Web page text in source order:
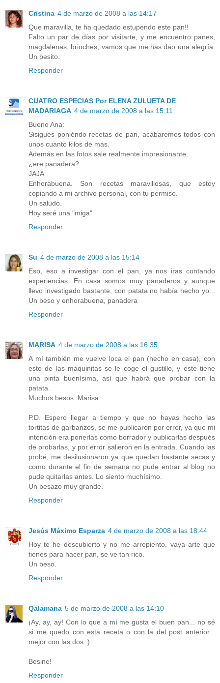
Cristina 4 de marzo de 2008 a las 14:17
Que maravilla, te ha quedado estupendo este pan!!
Falto un par de días por visitarte, y me encuentro panes,
magdalenas, brioches, vamos que me has dao una alegría.
Un besito.
Responder
CUATRO ESPECIAS Por ELENA ZULUETA DE
MADARIAGA 4 de marzo de 2008 a las 15:11
Bueno Ana:
Sisigues poniéndo recetas de pan, acabaremos todos con
unos cuanto kilos de más.
Además en las fotos sale realmente impresionante.
¿ere panadera?
JAJA
Enhorabuena. Son recetas maravillosas, que estoy
copiando a mi archivo personal, con tu permiso.
Un saludo.
Hoy seré una "miga"
Responder
Su 4 de marzo de 2008 a las 15:14
Eso, eso a investigar con el pan, ya nos iras contando
experiencias. En casa somos muy panaderos y aunque
llevo investigado bastante, con patata no había hecho yo...
Un beso y enhorabuena, panadera
Responder
MARISA 4 de marzo de 2008 a las 16:35
A mí también me vuelve loca el pan (hecho en casa), con
esto de las maquinitas se le coge el gustillo, y este tiene
una pinta buenísima, así que habrá que probar con la
patata.
Muchos besos. Marisa.
P.D. Espero llegar a tiempo y que no hayas hecho las
tortitas de garbanzos, se me publicaron por error, ya que mi
intención era ponerlas como borrador y publicarlas después
de probarlas, y por error salieron en la entrada. Cuando las
probé, me desilusionaron ya que quedan bastante secas y
como durante el fin de semana no pude entrar al blog no
pude quitarlas antes. Lo siento muchísimo.
Un besazo muy grande.
Responder
Jesús Máximo Esparza 4 de marzo de 2008 a las 18:44
Hoy te he descubierto y no me arrepiento, vaya arte que
tienes para hacer pan, se ve tan rico.
Un beso.
Responder
Qalamana 5 de marzo de 2008 a las 14:10
¡Ay, ay, ay! Con lo que a mí me gusta el buen pan... no sé
si me quedo con esta receta o con la del post anterior...
mejor con las dos :)
Besine!
Responder